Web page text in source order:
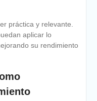
práctica y relevante.
aplicar lo
su rendimiento